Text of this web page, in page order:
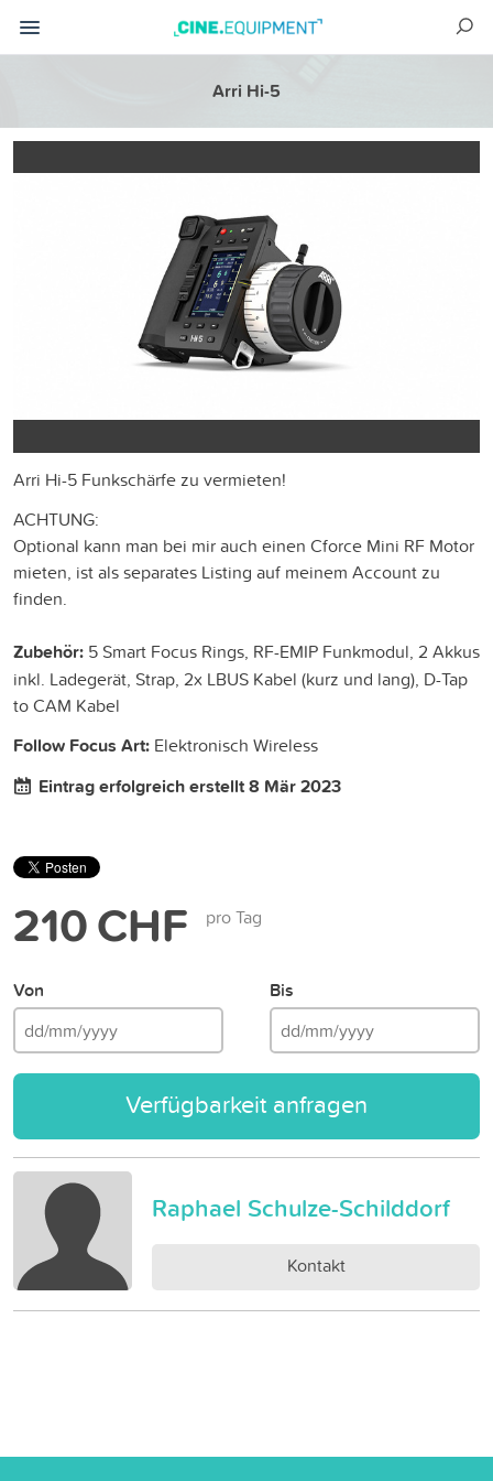
Arri Hi-5
Arri Hi-5 Funkschärfe zu vermieten!
ACHTUNG:
Optional kann man bei mir auch einen Cforce Mini RF Motor
mieten, ist als separates Listing auf meinem Account zu
finden.
Zubehör: 5 Smart Focus Rings, RF-EMIP Funkmodul, 2 Akkus
inkl. Ladegerät, Strap, 2x LBUS Kabel (kurz und lang), D-Tap
to CAM Kabel
Follow Focus Art: Elektronisch Wireless
Eintrag erfolgreich erstellt 8 Mär 2023
210 CHF pro Tag
Von Bis
Verfügbarkeit anfragen
Raphael Schulze-Schilddorf
Kontakt